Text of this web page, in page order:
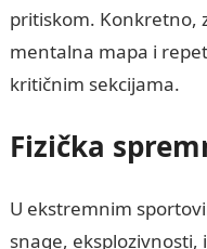
pritiskom. Konkretno,
mentalna mapa i
kritičnim sekcijama.
Fizička
U ekstremnim
snage, eksplozivnosti,